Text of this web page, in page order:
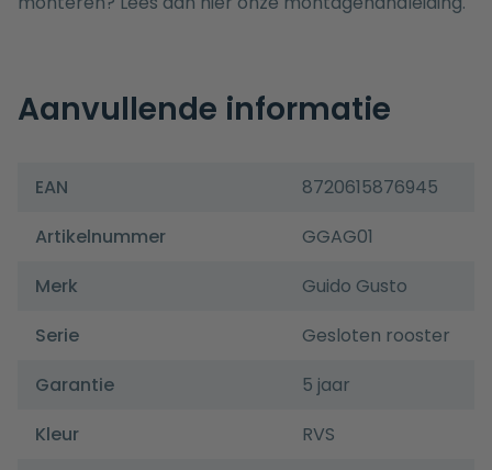
Aanvullende informatie
EAN
8720615876945
Artikelnummer
GGAG01
Merk
Guido Gusto
Serie
Gesloten rooster
Garantie
5 jaar
Kleur
RVS